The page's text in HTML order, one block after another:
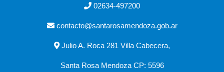
02634-497200
contacto@santarosamendoza.gob.ar
Julio A. Roca 281 Villa Cabecera,
Santa Rosa Mendoza CP: 5596